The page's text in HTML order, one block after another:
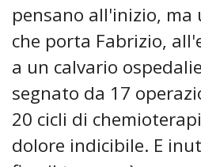
pensano all'inizio, ma
che porta Fabrizio,
a un calvario
segnato da 17
20 cicli di
dolore indicibile. E